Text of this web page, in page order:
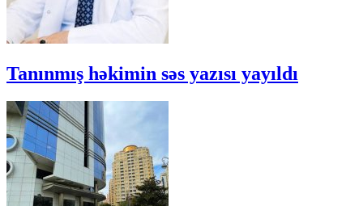
Tanınmış həkimin səs yazısı yayıldı